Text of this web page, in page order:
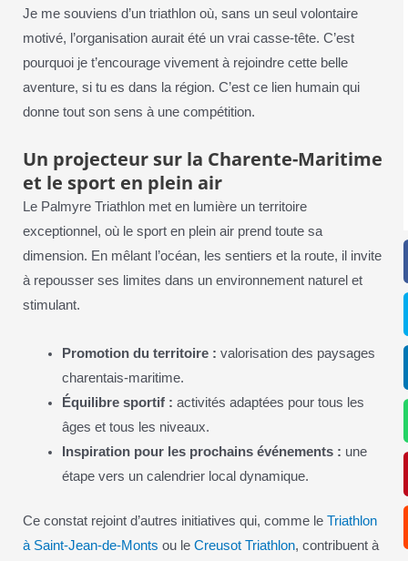
Je me souviens d’un triathlon où, sans un seul volontaire
motivé, l’organisation aurait été un vrai casse-tête. C’est
pourquoi je t’encourage vivement à rejoindre cette belle
aventure, si tu es dans la région. C’est ce lien humain qui
donne tout son sens à une compétition.
Un projecteur sur la Charente-Maritime
et le sport en plein air
Le Palmyre Triathlon met en lumière un territoire
exceptionnel, où le sport en plein air prend toute sa
dimension. En mêlant l’océan, les sentiers et la route, il invite
à repousser ses limites dans un environnement naturel et
stimulant.
Promotion du territoire : valorisation des paysages
charentais-maritime.
Équilibre sportif : activités adaptées pour tous les
âges et tous les niveaux.
Inspiration pour les prochains événements : une
étape vers un calendrier local dynamique.
Ce constat rejoint d’autres initiatives qui, comme le Triathlon
à Saint-Jean-de-Monts ou le Creusot Triathlon, contribuent à